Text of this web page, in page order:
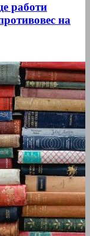
работи
на